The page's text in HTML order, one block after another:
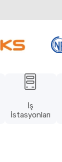
İş
İstasyonları